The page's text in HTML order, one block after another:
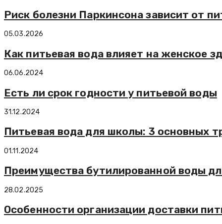
Риск болезни Паркинсона зависит от
05.03.2026
Как питьевая вода влияет на женское
06.06.2024
Есть ли срок годности у питьевой воды
31.12.2024
Питьевая вода для школы: 3 основных
01.11.2024
Преимущества бутилированной воды
28.02.2025
Особенности организации доставки